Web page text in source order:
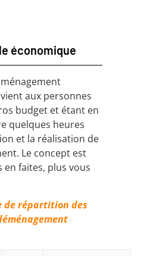
économique
aux personnes
budget et étant en
quelques heures
et la réalisation de
Le concept est
en faites, plus vous
de répartition des